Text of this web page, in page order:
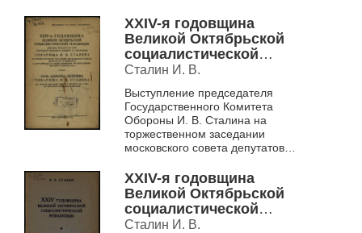
посвящена актуальным
проблемам по улучшени...
XXIV-я годовщина
Великой Октябрьской
социалистической
революции
Сталин И. В.
Выступление председателя
Государственного Комитета
Обороны И. В. Сталина на
торжественном заседании
московского совета депутатов
годовщины Великой
Октябрьской революции 6
ноябр...
XXIV-я годовщина
Великой Октябрьской
социалистической
революции
Сталин И. В.